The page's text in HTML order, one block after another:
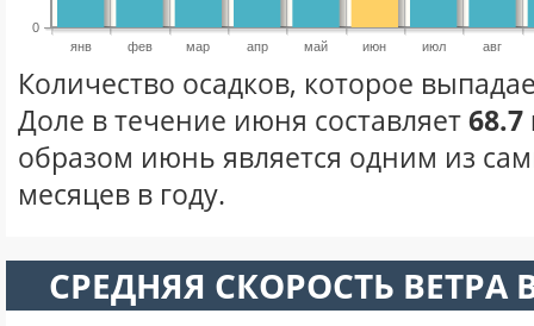
янв фев мар апр май июн июл авг
0
Количество осадков, которое
Доле в течение июня составляет
образом июнь является одним из
месяцев в году.
СРЕДНЯЯ СКОРОСТЬ